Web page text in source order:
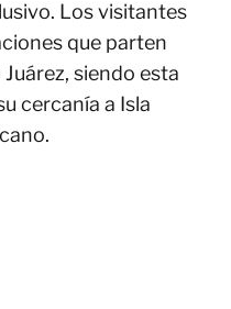
Los visitantes
que parten
siendo esta
cercanía a Isla